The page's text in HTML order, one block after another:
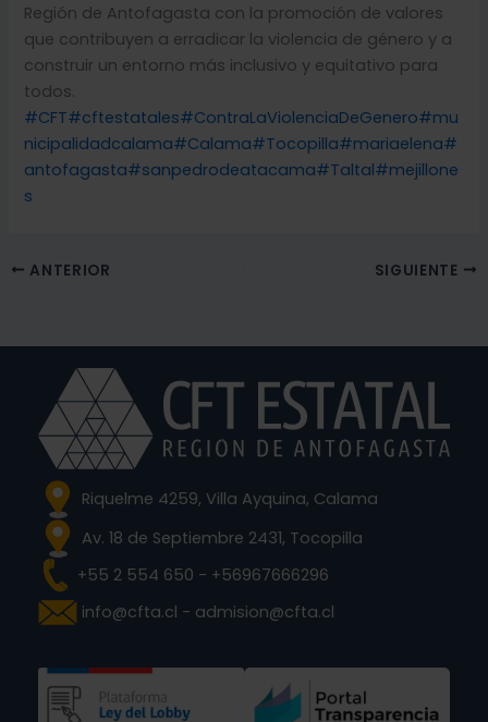
Región de Antofagasta con la promoción de valores
que contribuyen a erradicar la violencia de género y a
construir un entorno más inclusivo y equitativo para
todos.
#CFT#cftestatales#ContraLaViolenciaDeGenero#mu
nicipalidadcalama#Calama#Tocopilla#mariaelena#
antofagasta#sanpedrodeatacama#Taltal#mejillone
s
ANTERIOR SIGUIENTE
Riquelme 4259, Villa Ayquina, Calama
Av. 18 de Septiembre 2431, Tocopilla
+55 2 554 650 - +56967666296
info@cfta.cl - admision@cfta.cl